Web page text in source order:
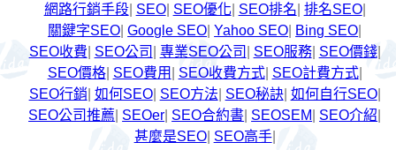
網路行銷手段| SEO| SEO優化| SEO排名 排名SEO|
關鍵字SEO Google SEO Yahoo SEO Bing SEO
SEO收費 SEO公司 專業SEO公司 SEO服務| SEO價錢|
SEO價格| SEO費用 SEO收費方式| SEO計費方式|
SEO行銷 如何SEO| SEO方法 SEO秘訣| 如何自行SEO|
SEO公司推薦 SEOer SEO合約書 SEOSEM SEO介紹
甚麼是SEO| SEO高手|